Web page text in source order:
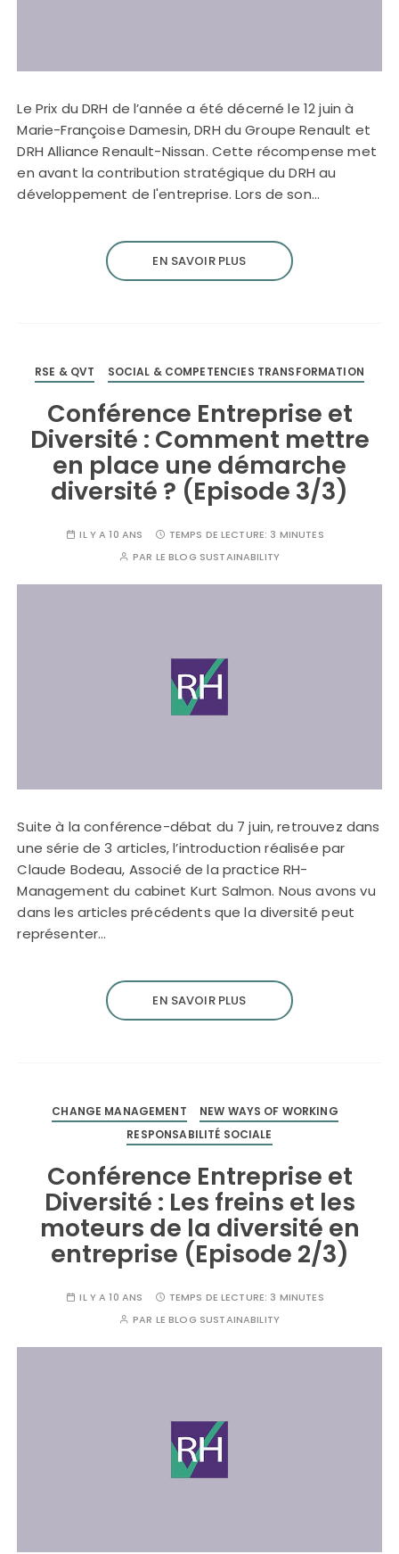
Le Prix du DRH de l’année a été décerné le 12 juin à
Marie-Françoise Damesin, DRH du Groupe Renault et
DRH Alliance Renault-Nissan. Cette récompense met
en avant la contribution stratégique du DRH au
développement de l'entreprise. Lors de son…
EN SAVOIR PLUS
RSE & QVT SOCIAL & COMPETENCIES TRANSFORMATION
Conférence Entreprise et
Diversité : Comment mettre
en place une démarche
diversité ? (Episode 3/3)
IL Y A 10 ANS TEMPS DE LECTURE: 3 MINUTES
PAR LE BLOG SUSTAINABILITY
Suite à la conférence-débat du 7 juin, retrouvez dans
une série de 3 articles, l’introduction réalisée par
Claude Bodeau, Associé de la practice RH-
Management du cabinet Kurt Salmon. Nous avons vu
dans les articles précédents que la diversité peut
représenter…
EN SAVOIR PLUS
CHANGE MANAGEMENT
NEW WAYS OF WORKING
RESPONSABILITÉ SOCIALE
Conférence Entreprise et
Diversité : Les freins et les
moteurs de la diversité en
entreprise (Episode 2/3)
IL Y A 10 ANS TEMPS DE LECTURE: 3 MINUTES
PAR LE BLOG SUSTAINABILITY